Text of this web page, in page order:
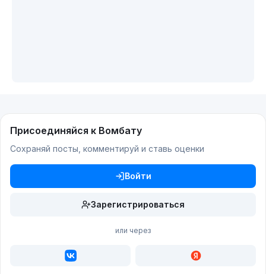
Присоединяйся к Вомбату
Сохраняй посты, комментируй и ставь оценки
Войти
Зарегистрироваться
или через